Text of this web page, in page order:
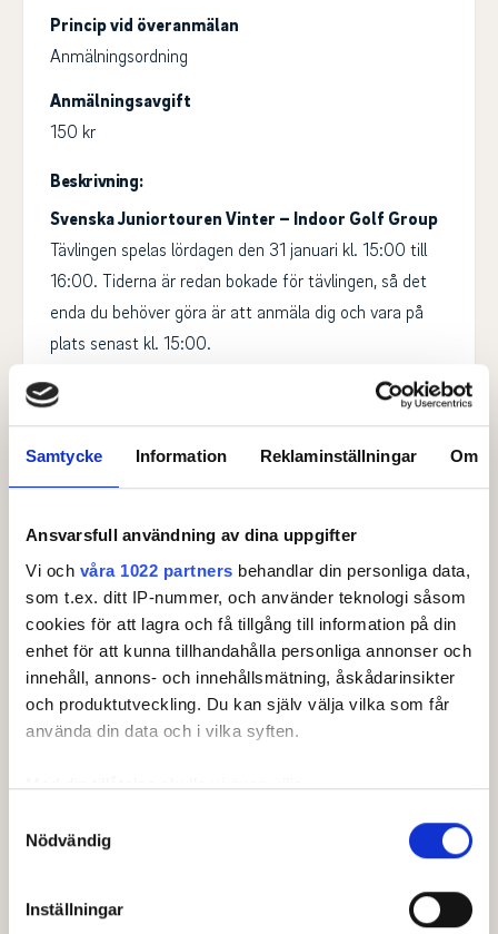
Samtycke Information Reklaminställningar Om
Ansvarsfull användning av dina uppgifter
Vi och våra 1022 partners behandlar din personliga data,
som t.ex. ditt IP-nummer, och använder teknologi såsom
cookies för att lagra och få tillgång till information på din
enhet för att kunna tillhandahålla personliga annonser och
innehåll, annons- och innehållsmätning, åskådarinsikter
och produktutveckling. Du kan själv välja vilka som får
använda din data och i vilka syften.
Med din tillåtelse skulle vi även vilja:
kan ha en noggrannhet på upp till flera meter
Ta reda på mer om hur dina personliga uppgifter
Nödvändig
Inställningar
Princip vid överanmälan
Anmälningsordning
Anmälningsavgift
150 kr
Beskrivning:
Svenska Juniortouren Vinter – Indoor Golf Group
Tävlingen spelas lördagen den 31 januari kl. 15:00 till
16:00. Tiderna är redan bokade för tävlingen, så det
enda du behöver göra är att anmäla dig och vara på
plats senast kl. 15:00.
hinna värma upp ordentligt rekommenderar vi att du
tävlingsledaren för hjälp med att boka extra tid.
Sista anmälan: fredag 30 januarikl. 15:00.
Kontaktperson
Erik Lindwall
, Tävlingsledare
Måns Thorselius, Tävlingssamordnare
08-622 15 66
Klasser & ronder